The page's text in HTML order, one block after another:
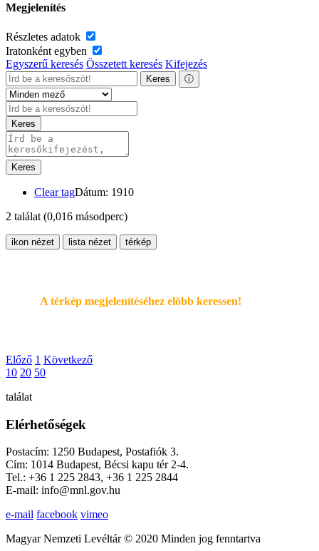
Megjelenítés
Részletes adatok
Iratonként egyben
Egyszerű keresés Összetett keresés Kifejezés
Keres ⓘ
Keres
Keres
Clear tagDátum: 1910
2 találat (0,016 másodperc)
ikon nézet lista nézet térkép
A térkép megjelenítéséhez elöbb keressen!
Előző 1 Következő
10 20 50
találat
Elérhetőségek
Postacím: 1250 Budapest, Postafiók 3.
Cím: 1014 Budapest, Bécsi kapu tér 2-4.
Tel.: +36 1 225 2843, +36 1 225 2844
E-mail: info@mnl.gov.hu
e-mail facebook vimeo
Magyar Nemzeti Levéltár © 2020 Minden jog fenntartva